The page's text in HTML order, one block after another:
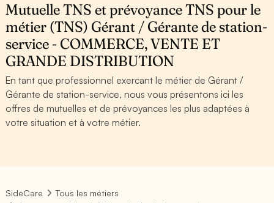
Mutuelle TNS et prévoyance TNS pour le
métier (TNS) Gérant / Gérante de station-
service - COMMERCE, VENTE ET
GRANDE DISTRIBUTION
En tant que professionnel exercant le métier de Gérant /
Gérante de station-service, nous vous présentons ici les
offres de mutuelles et de prévoyances les plus adaptées à
votre situation et à votre métier.
SideCare
Tous les métiers